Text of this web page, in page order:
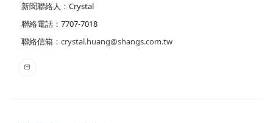
新聞聯絡人：Crystal
聯絡電話：7707-7018
聯絡信箱： crystal.huang@shangs.com.tw